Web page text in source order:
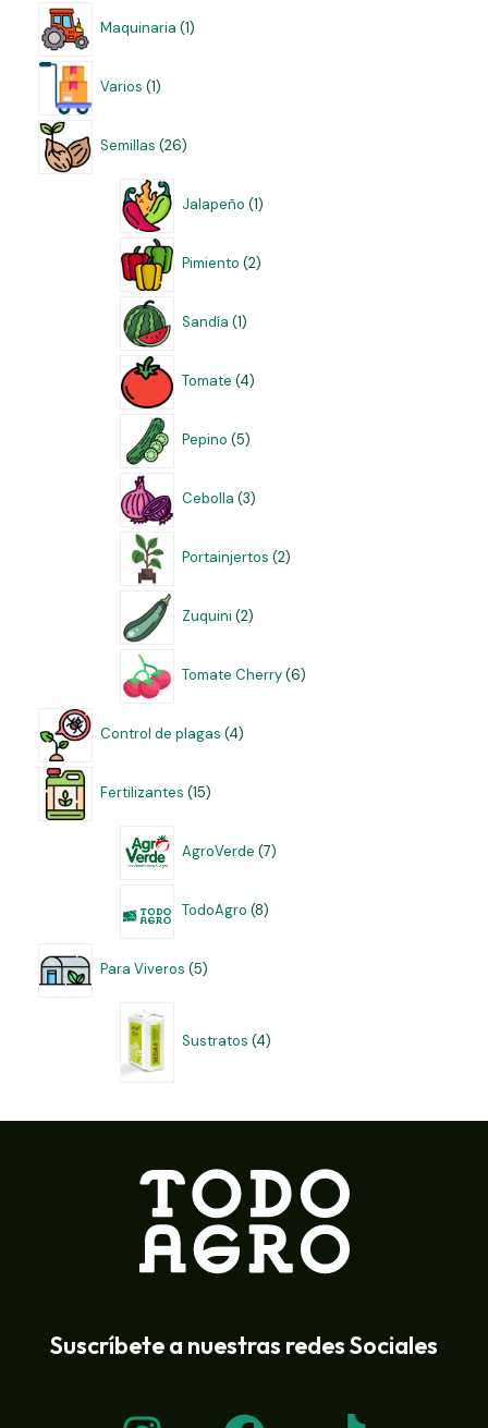
Maquinaria 1
Varios 1
Semillas 26
Jalapeño 1
Pimiento 2
Sandía 1
Tomate 4
Pepino 5
Cebolla 3
Portainjertos 2
Zuquini 2
Tomate Cherry 6
Control de plagas 4
Fertilizantes 15
AgroVerde 7
TodoAgro 8
Para Viveros 5
Sustratos 4
Suscríbete a nuestras redes Sociales